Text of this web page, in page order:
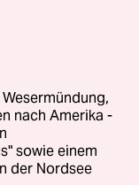
nach Amerika -
sowie einem
der Nordsee